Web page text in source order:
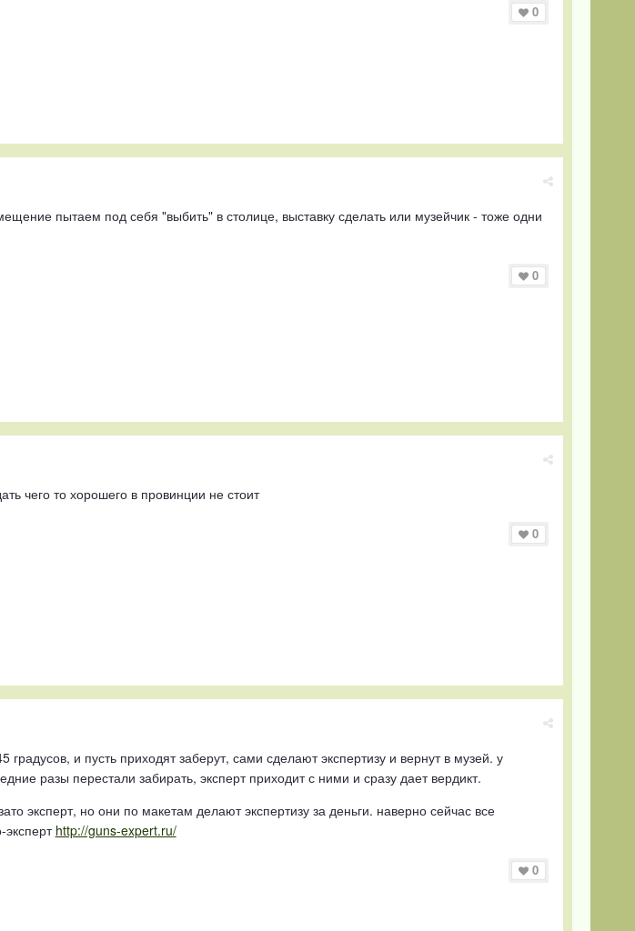
0
пытаем под себя "выбить" в столице, выставку сделать или музейчик - тоже одни
0
чего то хорошего в провинции не стоит
0
и пусть приходят заберут, сами сделают экспертизу и вернут в музей. у
разы перестали забирать, эксперт приходит с ними и сразу дает вердикт.
эксперт, но они по макетам делают экспертизу за деньги. наверно сейчас все
эксперт http://guns-expert.ru/
0